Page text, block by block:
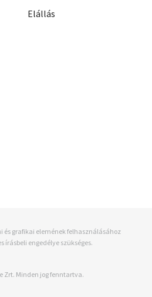
Elállás
grafikai elemének felhasználásához
írásbeli engedélye szükséges.
Zrt. Minden jog fenntartva.